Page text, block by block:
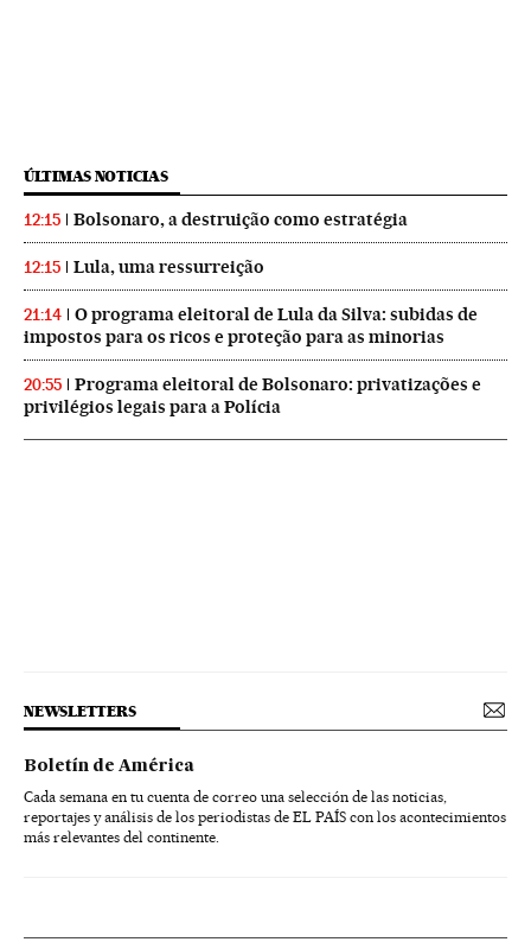
ÚLTIMAS NOTICIAS
12:15 Bolsonaro, a destruição como estratégia
12:15 Lula, uma ressurreição
21:14
O programa eleitoral de Lula da Silva: subidas de
impostos para os ricos e proteção para as minorias
20:55
Programa eleitoral de Bolsonaro: privatizações e
privilégios legais para a Polícia
NEWSLETTERS
Boletín de América
Cada semana en tu cuenta de correo una selección de las noticias,
reportajes y análisis de los periodistas de EL PAÍS con los acontecimientos
más relevantes del continente.